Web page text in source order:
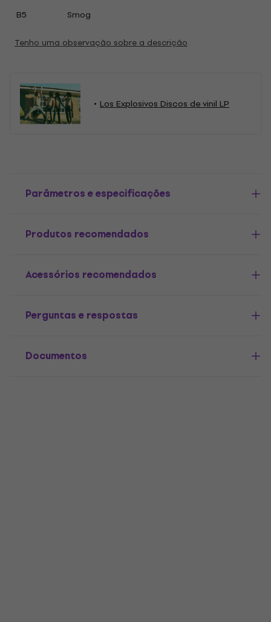
B5 Smog
Tenho uma observação sobre a descrição
Los Explosivos Discos de vinil LP
Parâmetros e especificações
Produtos recomendados
Acessórios recomendados
Perguntas e respostas
Documentos